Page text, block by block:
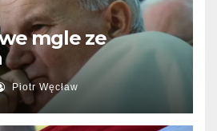
mgle ze
Piotr Węcław